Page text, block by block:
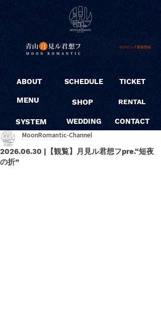
ログイン / 新規登録
ABOUT
MENU
SYSTEM
SCHEDULE
SHOP
WEDDING
TICKET
RENTAL
CONTACT
2026.06.30 |【観覧】月見ル君想フpre.“短夜
の折”
MoonRomantic-Channel